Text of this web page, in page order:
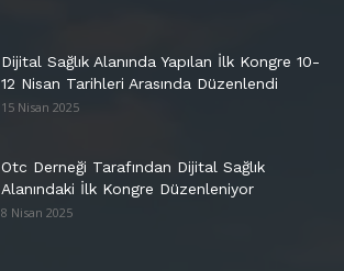
Dijital Sağlık Alanında Yapılan İlk Kongre 10-
12 Nisan Tarihleri Arasında Düzenlendi
15 Nisan 2025
Otc Derneği Tarafından Dijital Sağlık
Alanındaki İlk Kongre Düzenleniyor
8 Nisan 2025